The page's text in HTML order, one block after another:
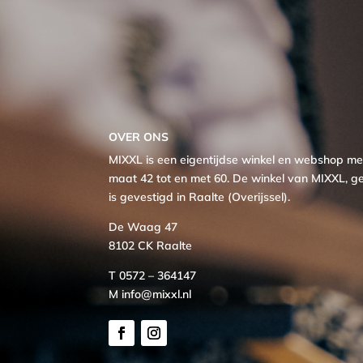
OVER ONS
MIXXL is een eigentijdse winkel en webshop
maat 42 tot en met 60. De winkel van MIXXL,
is gevestigd in Raalte (Overijssel).
De Waag 47
8102 CK Raalte
T 0572 – 364147
M info@mixxl.nl